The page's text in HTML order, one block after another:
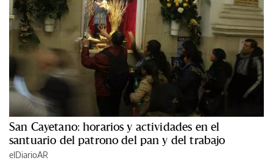
San Cayetano: horarios y actividades en el
santuario del patrono del pan y del trabajo
elDiarioAR